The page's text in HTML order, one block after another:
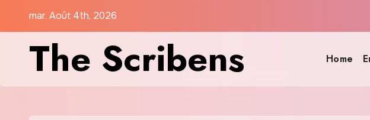
mar. Août 4th, 2026
The Scribens Home